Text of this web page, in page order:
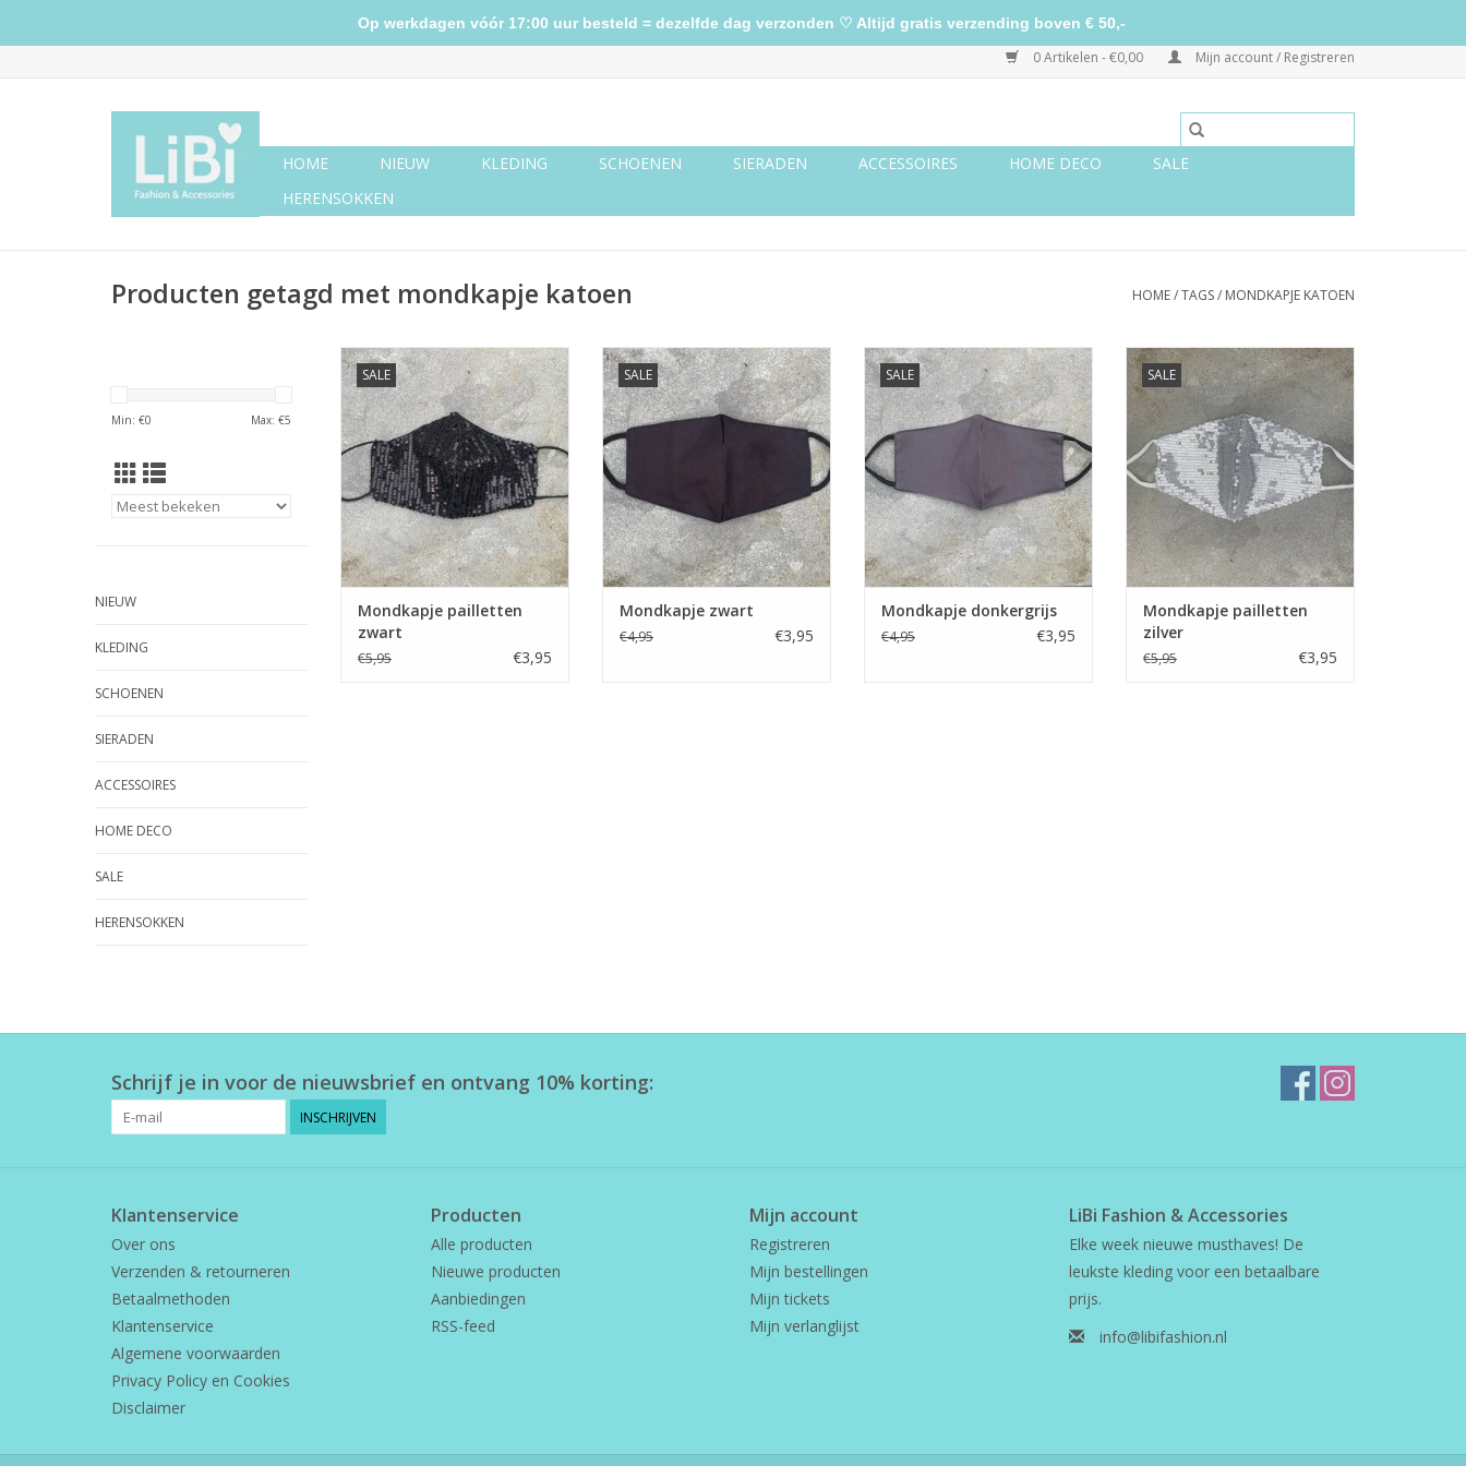
0 Artikelen - €0,00 Mijn account / Registreren
HOME NIEUW KLEDING SCHOENEN SIERADEN ACCESSOIRES HOME DECO
SALE
HERENSOKKEN
Producten getagd met mondkapje katoen HOME/TAGS/ MONDKAPJE KATOEN
Min: €0 Max: €5
NIEUW
KLEDING
SCHOENEN
SIERADEN
ACCESSOIRES
HOME DECO
SALE
HERENSOKKEN
SALE
Mondkapje pailletten zwart
TOEVOEGEN AAN WINKELWAGEN
Mondkapje pailletten
zwart
€5,95 €3,95
SALE
Mondkapje zwart
TOEVOEGEN AAN WINKELWAGEN
Mondkapje zwart
€4,95 €3,95
SALE
Mondkapje donkergrijs
TOEVOEGEN AAN WINKELWAGEN
Mondkapje donkergrijs
€4,95 €3,95
SALE
Mondkapje pailletten zilver
TOEVOEGEN AAN WINKELWAGEN
Mondkapje pailletten
zilver
€5,95 €3,95
Schrijf je in voor de nieuwsbrief en ontvang 10% korting:
INSCHRIJVEN
Klantenservice
Over ons
Verzenden & retourneren
Betaalmethoden
Klantenservice
Algemene voorwaarden
Privacy Policy en Cookies
Disclaimer
Producten
Alle producten
Nieuwe producten
Aanbiedingen
RSS-feed
Mijn account
Registreren
Mijn bestellingen
Mijn tickets
Mijn verlanglijst
LiBi Fashion & Accessories
Elke week nieuwe musthaves! De
leukste kleding voor een betaalbare
prijs.
info@libifashion.nl
Op werkdagen vóór 17:00 uur besteld = dezelfde dag verzonden ♡ Altijd gratis verzending boven € 50,-